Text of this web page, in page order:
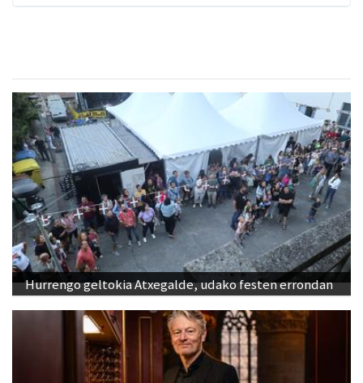
Hurrengo geltokia Atxegalde, udako festen errondan